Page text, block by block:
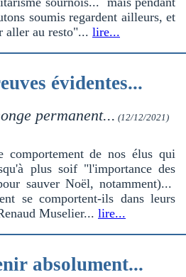
soumis regardent ailleurs, et
aller au resto"... lire...
évidentes...
permanent... (12/12/2021)
comportement de nos élus qui
plus soif "l'importance des
sauver Noël, notamment)...
se comportent-ils dans leurs
Muselier... lire...
absolument...